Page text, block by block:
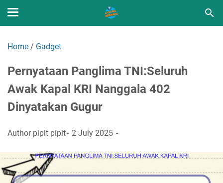
Home / Gadget
Pernyataan Panglima TNI:Seluruh
Awak Kapal KRI Nanggala 402
Dinyatakan Gugur
Author pipit pipit 2 July 2025